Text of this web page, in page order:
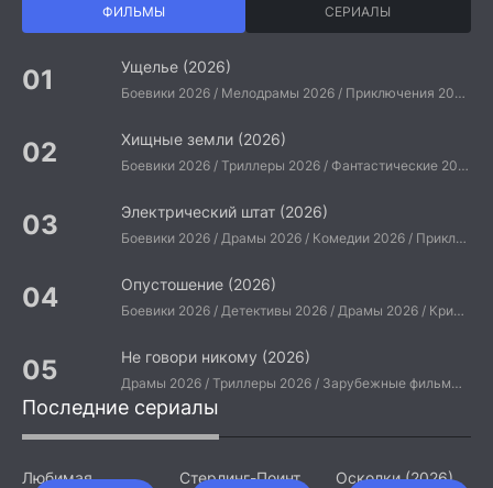
ФИЛЬМЫ СЕРИАЛЫ
Ущелье (2026)
Боевики 2026 / Мелодрамы 2026 / Приключения 2026 / Ужасы 2026 / Фантастические 2026 / Зарубежные фильмы 2026 / Американские фильмы / Фильмы 2026
Хищные земли (2026)
Боевики 2026 / Триллеры 2026 / Фантастические 2026 / Зарубежные фильмы 2026 / Американские фильмы / Фильмы 2026
Электрический штат (2026)
Боевики 2026 / Драмы 2026 / Комедии 2026 / Приключения 2026 / Фантастические 2026 / Зарубежные фильмы 2026 / Американские фильмы / Фильмы 2026
Опустошение (2026)
Боевики 2026 / Детективы 2026 / Драмы 2026 / Криминальные фильмы 2026 / Триллеры 2026 / Зарубежные фильмы 2026 / Американские фильмы / Фильмы 2026
Не говори никому (2026)
Драмы 2026 / Триллеры 2026 / Зарубежные фильмы 2026 / Американские фильмы / Фильмы 2026
Последние сериалы
Любимая
Стерлинг-Поинт
Осколки (2026)